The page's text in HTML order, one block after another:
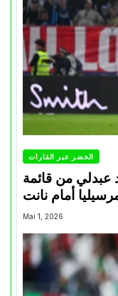
الخضر عبر القارات
عبدلي من قائمة
أمام نانت
Mai 1, 2026